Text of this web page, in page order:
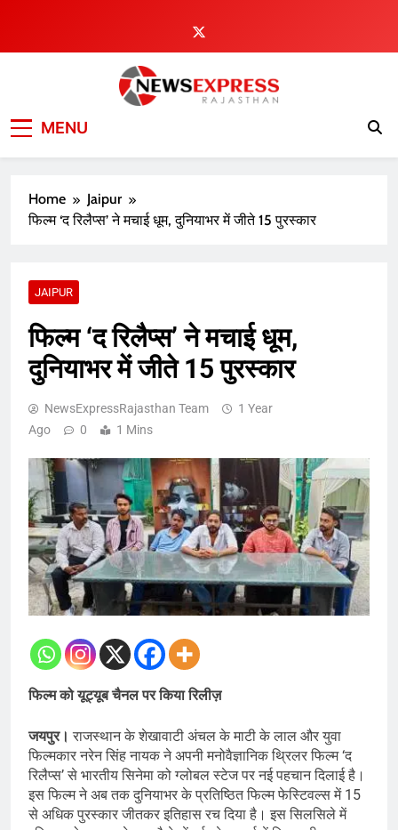
content
MENU
Home
Jaipur
फिल्म ‘द रिलैप्स’ ने मचाई धूम, दुनियाभर में जीते 15 पुरस्कार
JAIPUR
फिल्म ‘द रिलैप्स’ ने मचाई धूम,
दुनियाभर में जीते 15 पुरस्कार
NewsExpressRajasthan Team
1 Year
Ago
0 1 Mins
फिल्म को यूट्यूब चैनल पर किया रिलीज़
जयपुर।राजस्थान के शेखावाटी अंचल के माटी के लाल और युवा
फिल्मकार नरेन सिंह नायक ने अपनी मनोवैज्ञानिक थ्रिलर फिल्म ‘द
रिलैप्स’ से भारतीय सिनेमा को ग्लोबल स्टेज पर नई पहचान दिलाई है।
इस फिल्म ने अब तक दुनियाभर के प्रतिष्ठित फिल्म फेस्टिवल्स में 15
से अधिक पुरस्कार जीतकर इतिहास रच दिया है। इस सिलसिले में